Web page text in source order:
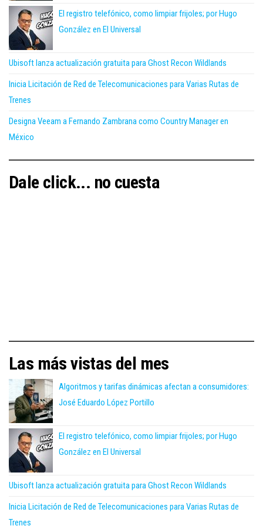
El registro telefónico, como limpiar frijoles; por Hugo
González en El Universal
Ubisoft lanza actualización gratuita para Ghost Recon Wildlands
Inicia Licitación de Red de Telecomunicaciones para Varias Rutas de
Trenes
Designa Veeam a Fernando Zambrana como Country Manager en
México
Dale click... no cuesta
Las más vistas del mes
Algoritmos y tarifas dinámicas afectan a consumidores:
José Eduardo López Portillo
El registro telefónico, como limpiar frijoles; por Hugo
González en El Universal
Ubisoft lanza actualización gratuita para Ghost Recon Wildlands
Inicia Licitación de Red de Telecomunicaciones para Varias Rutas de
Trenes